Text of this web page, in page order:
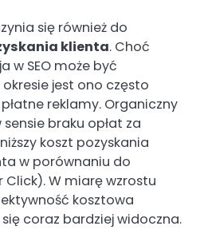
się również do
klienta. Choć
w SEO może być
okresie jest ono często
reklamy. Organiczny
braku opłat za
koszt pozyskania
w porównaniu do
Click). W miarę wzrostu
kosztowa
coraz bardziej widoczna.